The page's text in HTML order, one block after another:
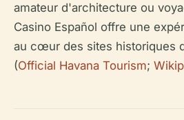
amateur d'architecture ou
Casino Español offre une
au cœur des sites historiques
(Official Havana Tourism;